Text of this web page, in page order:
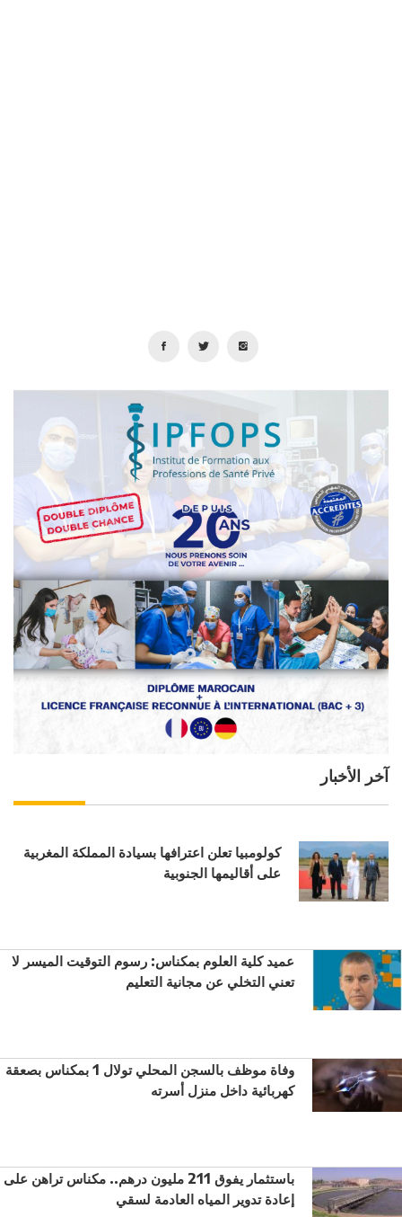
آخر الأخبار
كولومبيا تعلن اعترافها بسيادة المملكة المغربية
على أقاليمها الجنوبية
عميد كلية العلوم بمكناس: رسوم التوقيت الميسر لا
تعني التخلي عن مجانية التعليم
وفاة موظف بالسجن المحلي تولال 1 بمكناس بصعقة
كهربائية داخل منزل أسرته
باستثمار يفوق 211 مليون درهم.. مكناس تراهن على
إعادة تدوير المياه العادمة لسقي